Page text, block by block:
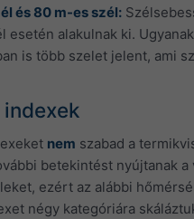
és 80 m-es szél:
esetén alakulnak ki.
is több szelet jelent, ami
nem szabad a
betekintést nyújtanak
ezért az alábbi
négy kategóriára